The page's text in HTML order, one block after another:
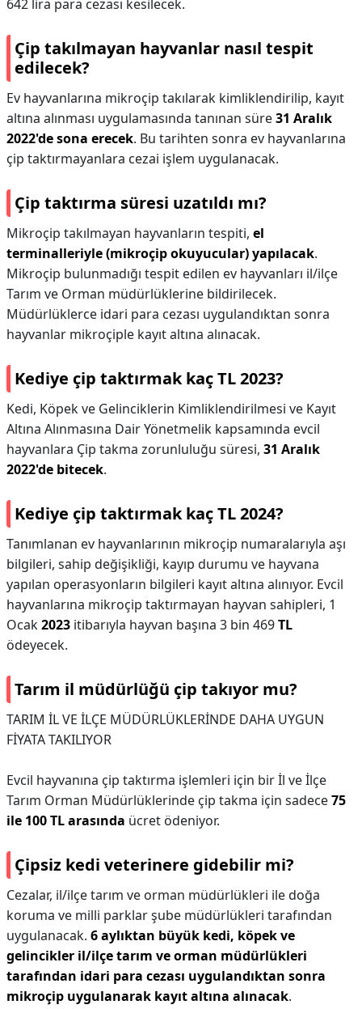
642 lira para cezası kesilecek.
Çip takılmayan hayvanlar nasıl tespit
edilecek?
Ev hayvanlarına mikroçip takılarak kimliklendirilip, kayıt
altına alınması uygulamasında tanınan süre31 Aralık
2022'de sona erecek. Bu tarihten sonra ev hayvanlarına
çip taktırmayanlara cezai işlem uygulanacak.
Çip taktırma süresi uzatıldı mı?
Mikroçip takılmayan hayvanların tespiti, el
terminalleriyle (mikroçip okuyucular) yapılacak.
Mikroçip bulunmadığı tespit edilen ev hayvanları il/ilçe
Tarım ve Orman müdürlüklerine bildirilecek.
Müdürlüklerce idari para cezası uygulandıktan sonra
hayvanlar mikroçiple kayıt altına alınacak.
Kediye çip taktırmak kaç TL 2023?
Kedi, Köpek ve Gelinciklerin Kimliklendirilmesi ve Kayıt
Altına Alınmasına Dair Yönetmelik kapsamında evcil
hayvanlara Çip takma zorunluluğu süresi, 31 Aralık
2022'de bitecek.
Kediye çip taktırmak kaç TL 2024?
Tanımlanan ev hayvanlarının mikroçip numaralarıyla aşı
bilgileri, sahip değişikliği, kayıp durumu ve hayvana
yapılan operasyonların bilgileri kayıt altına alınıyor. Evcil
hayvanlarına mikroçip taktırmayan hayvan sahipleri, 1
Ocak2023 itibarıyla hayvan başına 3 bin 469TL
ödeyecek.
Tarım il müdürlüğü çip takıyor mu?
TARIM İL VE İLÇE MÜDÜRLÜKLERİNDE DAHA UYGUN
FİYATA TAKILIYOR
Evcil hayvanına çip taktırma işlemleri için bir İl ve İlçe
Tarım Orman Müdürlüklerinde çip takma için sadece75
ile 100 TL arasında ücret ödeniyor.
Çipsiz kedi veterinere gidebilir mi?
Cezalar, il/ilçe tarım ve orman müdürlükleri ile doğa
koruma ve milli parklar şube müdürlükleri tarafından
uygulanacak. 6 aylıktan büyük kedi, köpek ve
gelincikler il/ilçe tarım ve orman müdürlükleri
tarafından idari para cezası uygulandıktan sonra
mikroçip uygulanarak kayıt altına alınacak.